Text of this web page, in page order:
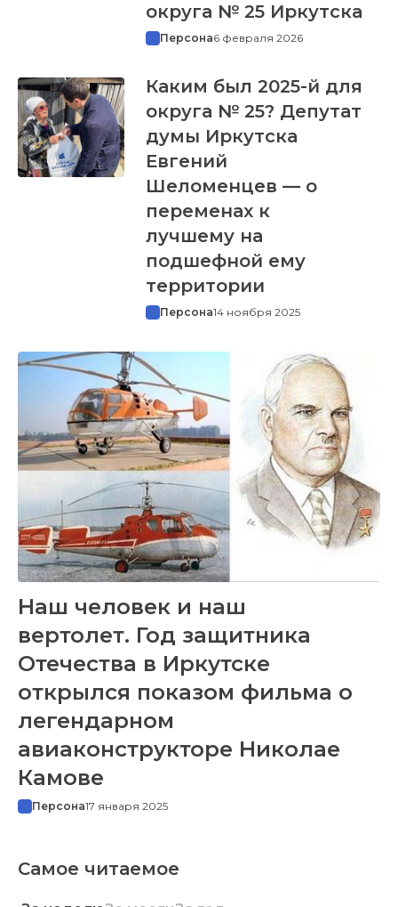
округа № 25 Иркутска
Персона6 февраля 2026
Каким был 2025-й для
округа № 25? Депутат
думы Иркутска
Евгений
Шеломенцев — о
переменах к
лучшему на
подшефной ему
территории
Персона14 ноября 2025
Наш человек и наш
вертолет. Год защитника
Отечества в Иркутске
открылся показом фильма о
легендарном
авиаконструкторе Николае
Камове
Персона17 января 2025
Самое читаемое